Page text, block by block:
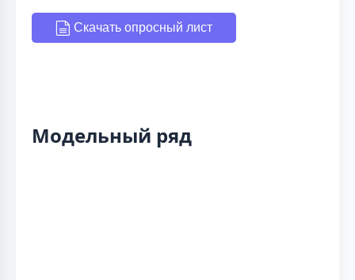
Скачать опросный лист
Модельный ряд